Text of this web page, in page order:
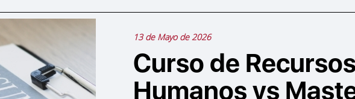
13 de Mayo de 2026
Curso de Recursos
Humanos vs